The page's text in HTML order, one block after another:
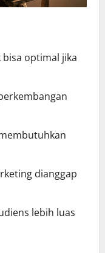
optimal jika
dianggap
lebih luas